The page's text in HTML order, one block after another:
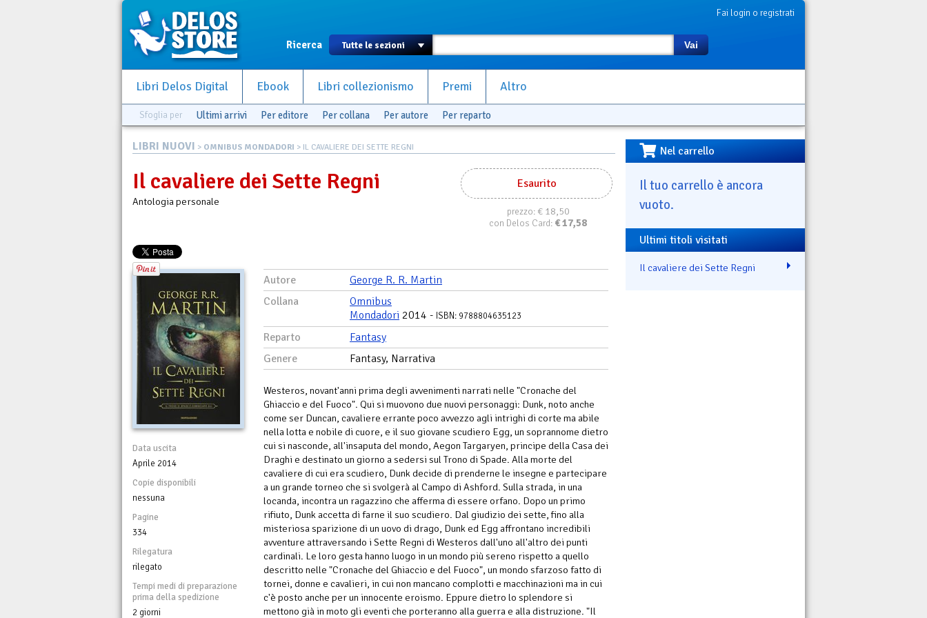
Fai login o registrati
Ricerca Vai
Libri Delos Digital Ebook Libri collezionismo Premi Altro
Sfoglia per Ultimi arrivi Per editore Per collana Per autore Per reparto
LIBRI NUOVI > OMNIBUS MONDADORI > IL CAVALIERE DEI SETTE REGNI
Esaurito
prezzo:€ 18,50
con Delos Card: €17,58
Il cavaliere dei Sette Regni
Antologia personale
Data uscita
Aprile 2014
Copie disponibili
nessuna
Pagine
334
Rilegatura
rilegato
Tempi medi di preparazione
prima della spedizione
2 giorni
Autore
George R. R. Martin
Collana
Omnibus
Mondadori 2014 - ISBN: 9788804635123
Reparto
Fantasy
Genere
Fantasy, Narrativa
Westeros, novant'anni prima degli avvenimenti narrati nelle "Cronache del
Ghiaccio e del Fuoco". Qui si muovono due nuovi personaggi: Dunk, noto anche
come ser Duncan, cavaliere errante poco avvezzo agli intrighi di corte ma abile
nella lotta e nobile di cuore, e il suo giovane scudiero Egg, un soprannome dietro
cui si nasconde, all'insaputa del mondo, Aegon Targaryen, principe della Casa dei
Draghi e destinato un giorno a sedersi sul Trono di Spade. Alla morte del
cavaliere di cui era scudiero, Dunk decide di prenderne le insegne e partecipare
a un grande torneo che si svolgerà al Campo di Ashford. Sulla strada, in una
locanda, incontra un ragazzino che afferma di essere orfano. Dopo un primo
rifiuto, Dunk accetta di farne il suo scudiero. Dal giudizio dei sette, fino alla
misteriosa sparizione di un uovo di drago, Dunk ed Egg affrontano incredibili
avventure attraversando i Sette Regni di Westeros dall'uno all'altro dei punti
cardinali. Le loro gesta hanno luogo in un mondo più sereno rispetto a quello
descritto nelle "Cronache del Ghiaccio e del Fuoco", un mondo sfarzoso fatto di
tornei, donne e cavalieri, in cui non mancano complotti e macchinazioni ma in cui
c'è posto anche per un innocente eroismo. Eppure dietro lo splendore si
mettono già in moto gli eventi che porteranno alla guerra e alla distruzione. "Il
Nel carrello
Il tuo carrello è ancora
vuoto.
Ultimi titoli visitati
Il cavaliere dei Sette Regni